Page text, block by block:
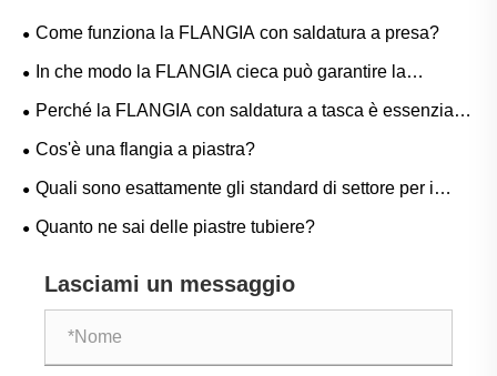
Come funziona la FLANGIA con saldatura a presa?
In che modo la FLANGIA cieca può garantire la
sicurezza della tubazione e una facile manutenzione?
Perché la FLANGIA con saldatura a tasca è essenziale
per i sistemi di tubazioni ad alta pressione?
Cos'è una flangia a piastra?
Quali sono esattamente gli standard di settore per i
grezzi delle linee di produzione
Quanto ne sai delle piastre tubiere?
Lasciami un messaggio